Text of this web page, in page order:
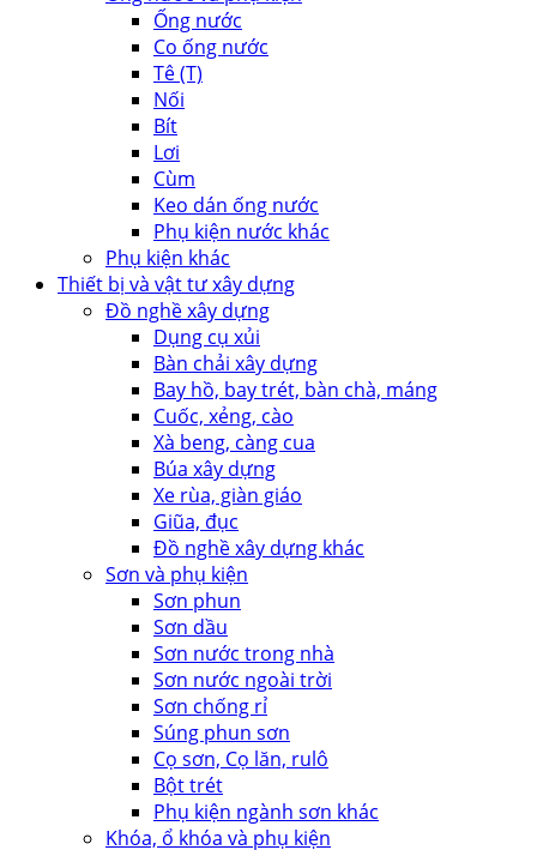
Ống nước
Co ống nước
Tê (T)
Nối
Bít
Lơi
Cùm
Keo dán ống nước
Phụ kiện nước khác
Phụ kiện khác
Thiết bị và vật tư xây dựng
Đồ nghề xây dựng
Dụng cụ xủi
Bàn chải xây dựng
Bay hồ, bay trét, bàn chà, máng
Cuốc, xẻng, cào
Xà beng, càng cua
Búa xây dựng
Xe rùa, giàn giáo
Giũa, đục
Đồ nghề xây dựng khác
Sơn và phụ kiện
Sơn phun
Sơn dầu
Sơn nước trong nhà
Sơn nước ngoài trời
Sơn chống rỉ
Súng phun sơn
Cọ sơn, Cọ lăn, rulô
Bột trét
Phụ kiện ngành sơn khác
Khóa, ổ khóa và phụ kiện